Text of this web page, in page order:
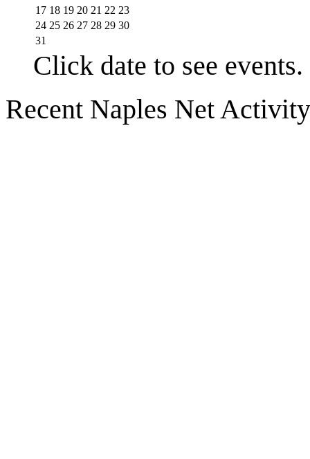
17 18 19 20 21 22 23
24 25 26 27 28 29 30
31
Click date to see events.
Recent Naples Net Activity